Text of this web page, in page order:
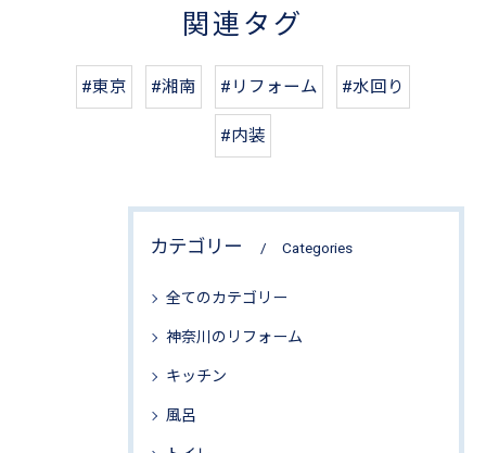
関連タグ
#東京 #湘南 #リフォーム #水回り
#内装
カテゴリー Categories
全てのカテゴリー
神奈川のリフォーム
キッチン
風呂